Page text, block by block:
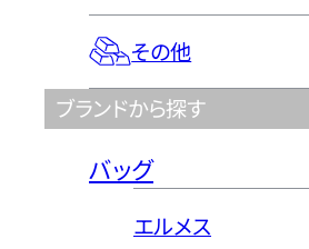
その他
ブランドから探す
バッグ
エルメス